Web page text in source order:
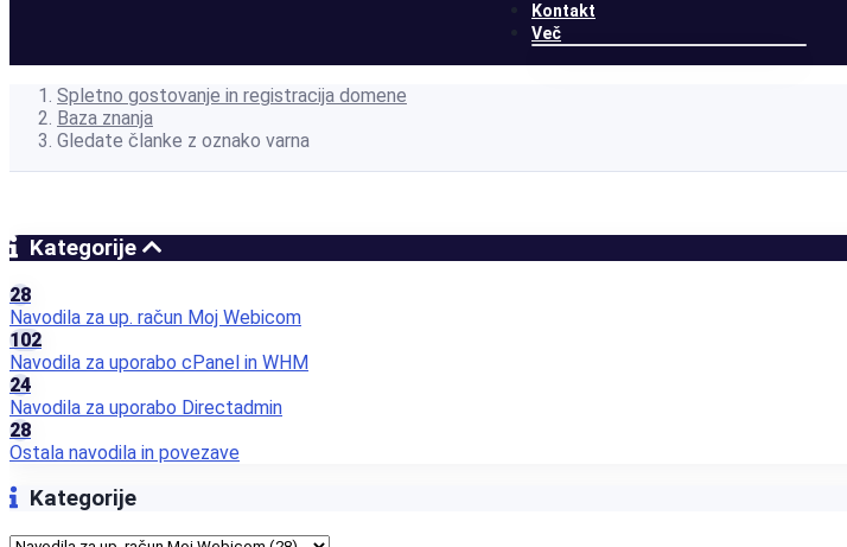
Kontakt
Več
Spletno gostovanje in registracija domene
Baza znanja
Gledate članke z oznako varna
Kategorije
28
Navodila za up. račun Moj Webicom
102
Navodila za uporabo cPanel in WHM
24
Navodila za uporabo Directadmin
28
Ostala navodila in povezave
Kategorije